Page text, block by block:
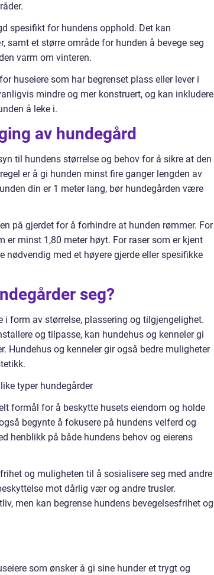
spesifikt for hundens opphold. Det kan
et større område for hunden å bevege seg
varm om vinteren.
huseiere som har begrenset plass eller lever i
mindre og mer konstruert, og kan inkludere
å leke i.
av hundegård
til hundens størrelse og behov for å sikre at den
er å gi hunden minst fire ganger lengden av
din er 1 meter lang, bør hundegården være
på gjerdet for å forhindre at hunden rømmer. For
er minst 1,80 meter høyt. For raser som er kjent
med et høyere gjerde eller spesifikke
seg?
i form av størrelse, plassering og tilgjengelighet.
og tilpasse, kan hundehus og kenneler gi
Hundehus og kenneler gir også bedre muligheter
typer hundegårder
formål for å beskytte husets eiendom og holde
begynte å fokusere på hundens velferd og
henblikk på både hundens behov og eierens
og muligheten til å sosialisere seg med andre
mot dårlig vær og andre trusler.
men kan begrense hundens bevegelsesfrihet og
som ønsker å gi sine hunder et trygt og